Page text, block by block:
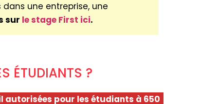
une entreprise, une
sur le stage First ici.
ÉTUDIANTS ?
autorisées pour les étudiants à 650